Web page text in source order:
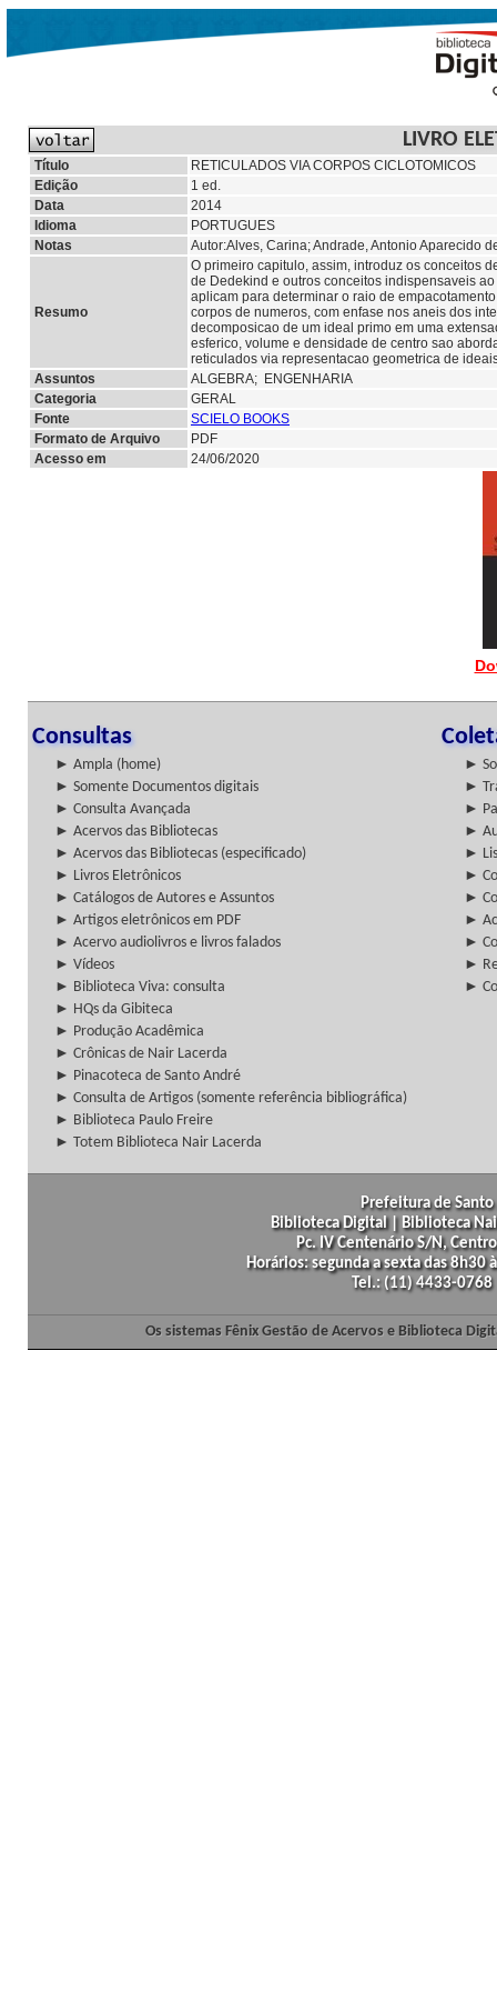
LIVRO
Título
RETICULADOS VIA CORPOS CICLOTOMICOS
Edição
1 ed.
Data
2014
Idioma
PORTUGUES
Notas
Autor:Alves, Carina; Andrade, Antonio Aparecido
Resumo
O primeiro capitulo, assim, introduz os conceitos
de Dedekind e outros conceitos indispensaveis
aplicam para determinar o raio de
corpos de numeros, com enfase nos aneis dos
decomposicao de um ideal primo em uma
esferico, volume e densidade de centro sao
reticulados via representacao geometrica de
Assuntos
ALGEBRA; ENGENHARIA
Categoria
GERAL
Fonte
SCIELO BOOKS
Formato de Arquivo
PDF
Acesso em
24/06/2020
Consultas
► Ampla (home)
►
► Somente Documentos digitais
►
► Consulta Avançada
►
► Acervos das Bibliotecas
►
► Acervos das Bibliotecas (especificado)
►
► Livros Eletrônicos
►
► Catálogos de Autores e Assuntos
►
► Artigos eletrônicos em PDF
►
► Acervo audiolivros e livros falados
►
► Vídeos
►
► Biblioteca Viva: consulta
►
► HQs da Gibiteca
► Produção Acadêmica
► Crônicas de Nair Lacerda
► Pinacoteca de Santo André
► Consulta de Artigos (somente referência bibliográfica)
► Biblioteca Paulo Freire
► Totem Biblioteca Nair Lacerda
Prefeitura de
Biblioteca Digital | Biblioteca
Pc. IV Centenário S/N,
Horários: segunda a sexta das
Tel.: (11) 4433-
Os sistemas Fênix Gestão de Acervos e Biblioteca